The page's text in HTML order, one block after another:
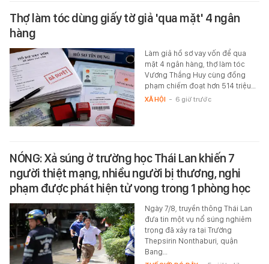
Thợ làm tóc dùng giấy tờ giả 'qua mặt' 4 ngân
hàng
Làm giả hồ sơ vay vốn để qua
mặt 4 ngân hàng, thợ làm tóc
Vương Thắng Huy cùng đồng
phạm chiếm đoạt hơn 514 triệu…
XÃ HỘI - 6 giờ trước
NÓNG: Xả súng ở trường học Thái Lan khiến 7
người thiệt mạng, nhiều người bị thương, nghi
phạm được phát hiện tử vong trong 1 phòng học
Ngày 7/8, truyền thông Thái Lan
đưa tin một vụ nổ súng nghiêm
trọng đã xảy ra tại Trường
Thepsirin Nonthaburi, quận
Bang…